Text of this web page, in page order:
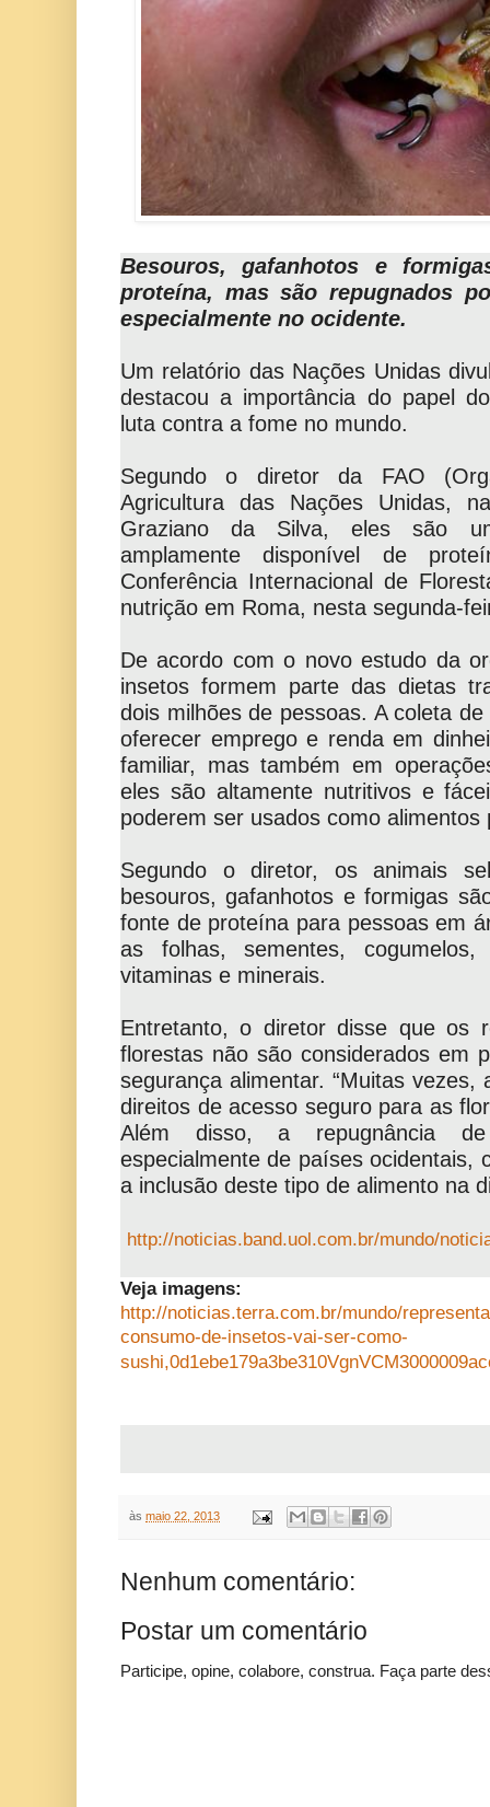
Besouros, gafanhotos e
proteína, mas são repugnados
especialmente no ocidente.
Um relatório das Nações Unidas
destacou a importância do papel
luta contra a fome no mundo.
Segundo o diretor da FAO
Agricultura das Nações Unidas,
Graziano da Silva, eles são
amplamente disponível de
Conferência Internacional de
nutrição em Roma, nesta segunda-
De acordo com o novo estudo da
insetos formem parte das dietas
dois milhões de pessoas. A coleta
oferecer emprego e renda em
familiar, mas também em
eles são altamente nutritivos e
poderem ser usados como alimentos
Segundo o diretor, os animais
besouros, gafanhotos e formigas
fonte de proteína para pessoas em
as folhas, sementes,
vitaminas e minerais.
Entretanto, o diretor disse que os
florestas não são considerados em
segurança alimentar. “Muitas
direitos de acesso seguro para as
Além disso, a repugnância de
especialmente de países ocidentais,
a inclusão deste tipo de alimento na
http://noticias.band.uol.com.br/mundo/
Veja imagens:
http://noticias.terra.com.br/mundo/
consumo-de-insetos-vai-ser-como-
às maio 22, 2013
Nenhum comentário:
Postar um comentário
Participe, opine, colabore, construa. Faça parte